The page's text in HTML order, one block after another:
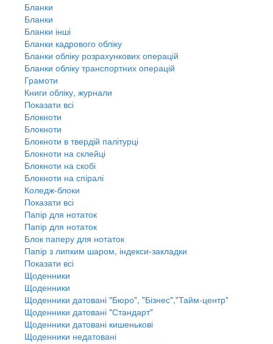
Бланки
Бланки
Бланки інші
Бланки кадрового обліку
Бланки обліку розрахункових операцій
Бланки обліку транспортних операцій
Грамоти
Книги обліку, журнали
Показати всі
Блокноти
Блокноти
Блокноти в твердій палітурці
Блокноти на склейці
Блокноти на скобі
Блокноти на спіралі
Коледж-блоки
Показати всі
Папір для нотаток
Папір для нотаток
Блок паперу для нотаток
Папір з липким шаром, індекси-закладки
Показати всі
Щоденники
Щоденники
Щоденники датовані "Бюро", "Бізнес","Тайм-центр"
Щоденники датовані "Стандарт"
Щоденники датовані кишенькові
Щоденники недатовані